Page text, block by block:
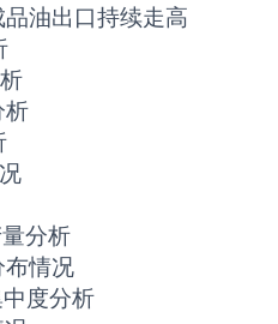
品油出口持续走高
析
分析
布情况
度分析